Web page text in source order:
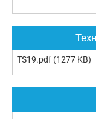
TS19.pdf (1277 KB)